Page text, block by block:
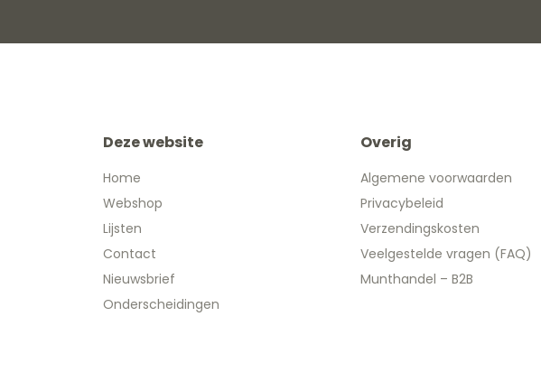
Deze website
Home
Webshop
Lijsten
Contact
Nieuwsbrief
Onderscheidingen
Overig
Algemene voorwaarden
Privacybeleid
Verzendingskosten
Veelgestelde vragen (FAQ)
Munthandel – B2B